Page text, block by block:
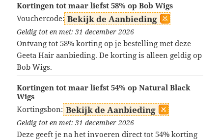
Kortingen tot maar liefst 58% op Bob Wigs
Vouchercode: Bekijk de Aanbieding
Geldig tot en met: 31 december 2026
Ontvang tot 58% korting op je bestelling met deze
Geeta Hair aanbieding. De korting is alleen geldig op
Bob Wigs.
Kortingen tot maar liefst 54% op Natural Black
Wigs
Kortingsbon: Bekijk de Aanbieding
Geldig tot en met: 31 december 2026
Deze geeft je na het invoeren direct tot 54% korting